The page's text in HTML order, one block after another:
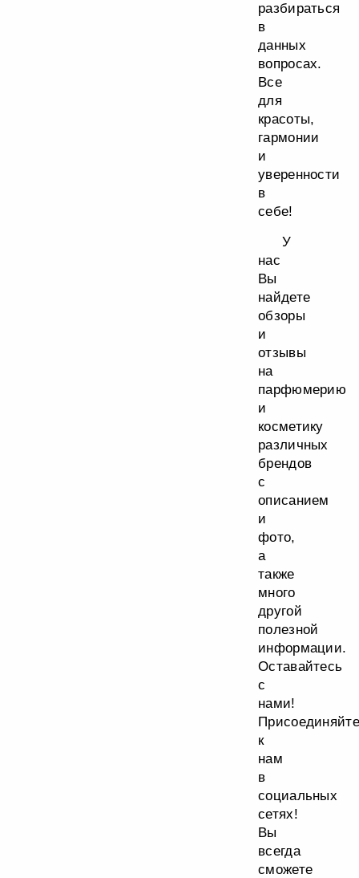
разбираться
в
данных
вопросах.
Все
для
красоты,
гармонии
и
уверенности
в
себе!
У
нас
Вы
найдете
обзоры
и
отзывы
на
парфюмерию
и
косметику
различных
брендов
с
описанием
и
фото,
а
также
много
другой
полезной
информации.
Оставайтесь
с
нами!
к
нам
в
социальных
сетях!
Вы
всегда
сможете